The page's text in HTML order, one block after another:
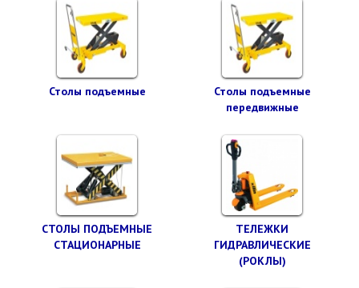
Столы подъемные
Столы подъемные
передвижные
СТОЛЫ ПОДЪЕМНЫЕ
СТАЦИОНАРНЫЕ
ТЕЛЕЖКИ
ГИДРАВЛИЧЕСКИЕ
(РОКЛЫ)